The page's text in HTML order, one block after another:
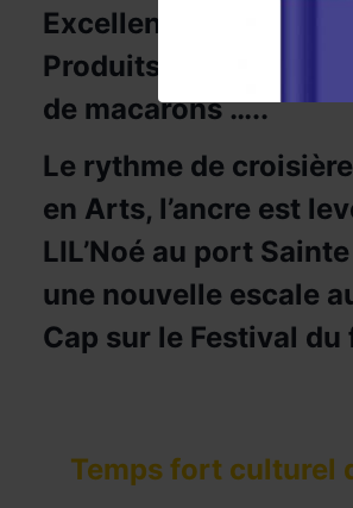
Excellent cocktail
Produits terroirs et
de macarons …..
Le rythme de
en Arts, l’ancre est
LIL’Noé au port
une nouvelle escale
Cap sur le Festival
Temps fort culturel